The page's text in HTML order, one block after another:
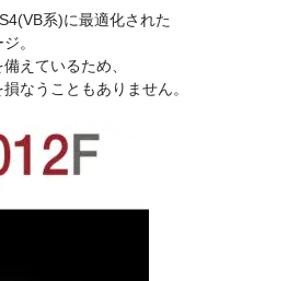
系)に最適化された
。
えているため、
なうこともありません。